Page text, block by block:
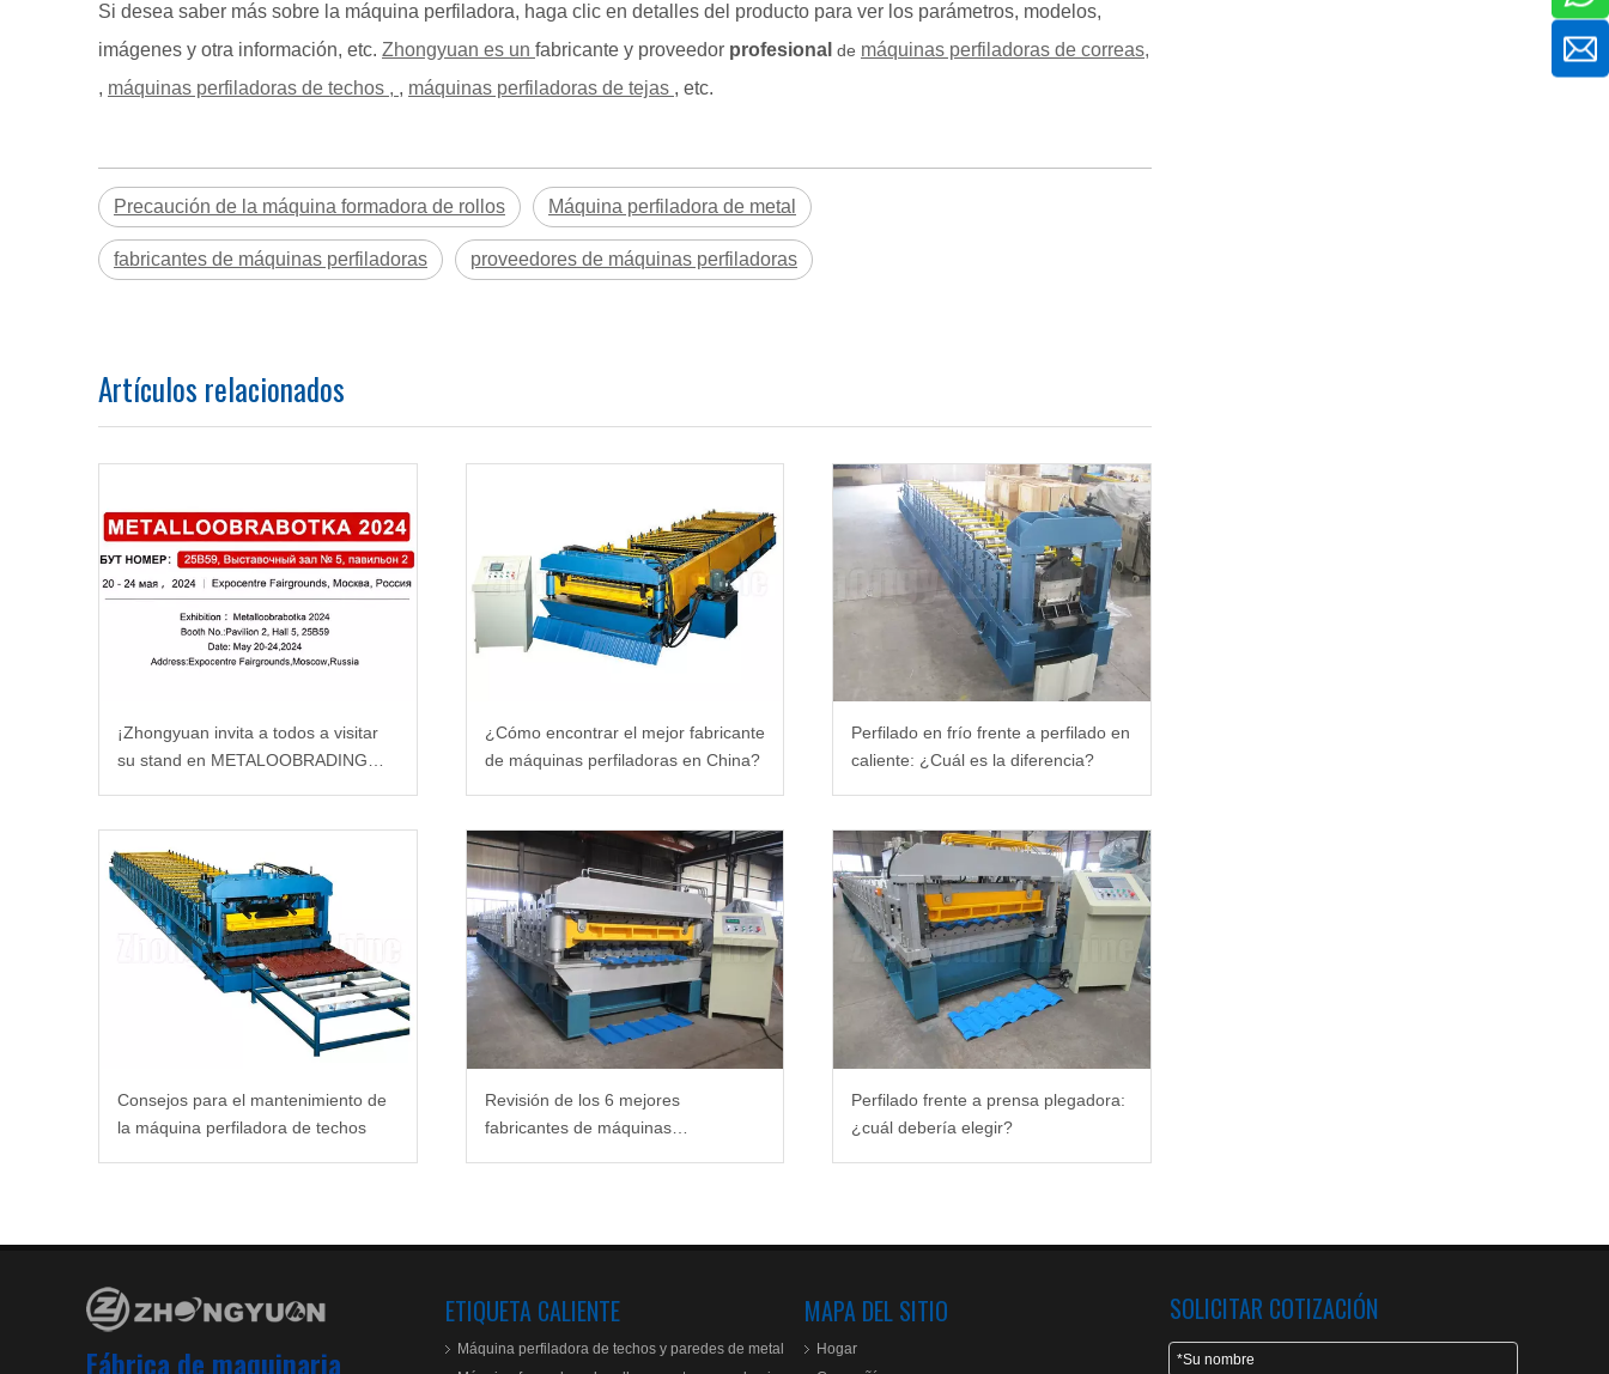
Si desea saber más sobre la máquina perfiladora, haga clic en detalles del producto para ver los parámetros, modelos,
imágenes y otra información, etc. Zhongyuan es un fabricante y proveedor profesional de máquinas perfiladoras de correas,
, máquinas perfiladoras de techos , , máquinas perfiladoras de tejas , etc.
Precaución de la máquina formadora de rollos Máquina perfiladora de metal
fabricantes de máquinas perfiladoras proveedores de máquinas perfiladoras
Artículos relacionados
¡Zhongyuan invita a todos a visitar
su stand en METALOOBRADING
¿Cómo encontrar el mejor fabricante
de máquinas perfiladoras en China?
Perfilado en frío frente a perfilado en
caliente: ¿Cuál es la diferencia?
Consejos para el mantenimiento de
la máquina perfiladora de techos
Revisión de los 6 mejores
fabricantes de máquinas
Perfilado frente a prensa plegadora:
¿cuál debería elegir?
Fábrica de maquinaria
ETIQUETA CALIENTE
Máquina perfiladora de techos y paredes de metal
MAPA DEL SITIO
Hogar
SOLICITAR COTIZACIÓN